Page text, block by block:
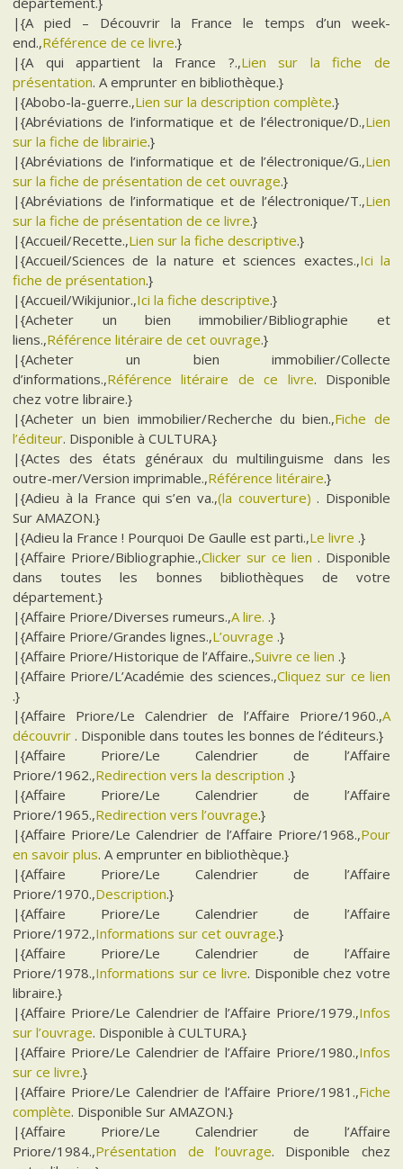
|{A pied – Découvrir la France le temps d’un week-
end.,Référence de ce livre.}
|{A qui appartient la France ?.,Lien sur la fiche de
présentation. A emprunter en bibliothèque.}
|{Abobo-la-guerre.,Lien sur la description complète.}
|{Abréviations de l’informatique et de l’électronique/D.,Lien
sur la fiche de librairie.}
|{Abréviations de l’informatique et de l’électronique/G.,Lien
sur la fiche de présentation de cet ouvrage.}
|{Abréviations de l’informatique et de l’électronique/T.,Lien
sur la fiche de présentation de ce livre.}
|{Accueil/Recette.,Lien sur la fiche descriptive.}
|{Accueil/Sciences de la nature et sciences exactes.,Ici la
fiche de présentation.}
|{Accueil/Wikijunior.,Ici la fiche descriptive.}
|{Acheter un bien immobilier/Bibliographie et
liens.,Référence litéraire de cet ouvrage.}
|{Acheter un bien immobilier/Collecte
d’informations.,Référence litéraire de ce livre. Disponible
chez votre libraire.}
|{Acheter un bien immobilier/Recherche du bien.,Fiche de
l’éditeur. Disponible à CULTURA.}
|{Actes des états généraux du multilinguisme dans les
outre-mer/Version imprimable.,Référence litéraire.}
|{Adieu à la France qui s’en va.,(la couverture) . Disponible
Sur AMAZON.}
|{Adieu la France ! Pourquoi De Gaulle est parti.,Le livre .}
|{Affaire Priore/Bibliographie.,Clicker sur ce lien . Disponible
dans toutes les bonnes bibliothèques de votre
département.}
|{Affaire Priore/Diverses rumeurs.,A lire. .}
|{Affaire Priore/Grandes lignes.,L’ouvrage .}
|{Affaire Priore/Historique de l’Affaire.,Suivre ce lien .}
|{Affaire Priore/L’Académie des sciences.,Cliquez sur ce lien
.}
|{Affaire Priore/Le Calendrier de l’Affaire Priore/1960.,A
découvrir . Disponible dans toutes les bonnes de l’éditeurs.}
|{Affaire Priore/Le Calendrier de l’Affaire
Priore/1962.,Redirection vers la description .}
|{Affaire Priore/Le Calendrier de l’Affaire
Priore/1965.,Redirection vers l’ouvrage.}
|{Affaire Priore/Le Calendrier de l’Affaire Priore/1968.,Pour
en savoir plus. A emprunter en bibliothèque.}
|{Affaire Priore/Le Calendrier de l’Affaire
Priore/1970.,Description.}
|{Affaire Priore/Le Calendrier de l’Affaire
Priore/1972.,Informations sur cet ouvrage.}
|{Affaire Priore/Le Calendrier de l’Affaire
Priore/1978.,Informations sur ce livre. Disponible chez votre
libraire.}
|{Affaire Priore/Le Calendrier de l’Affaire Priore/1979.,Infos
sur l’ouvrage. Disponible à CULTURA.}
|{Affaire Priore/Le Calendrier de l’Affaire Priore/1980.,Infos
sur ce livre.}
|{Affaire Priore/Le Calendrier de l’Affaire Priore/1981.,Fiche
complète. Disponible Sur AMAZON.}
|{Affaire Priore/Le Calendrier de l’Affaire
Priore/1984.,Présentation de l’ouvrage. Disponible chez